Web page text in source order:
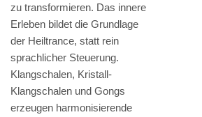
zu transformieren. Das innere
Erleben bildet die Grundlage
der Heiltrance, statt rein
sprachlicher Steuerung.
Klangschalen, Kristall-
Klangschalen und Gongs
erzeugen harmonisierende